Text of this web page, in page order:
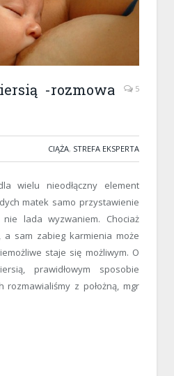
-rozmowa
5
CIĄŻA, STREFA EKSPERTA
wielu nieodłączny element
matek samo przystawienie
lada wyzwaniem. Chociaż
a sam zabieg karmienia może
staje się możliwym. O
prawidłowym sposobie
z położną, mgr